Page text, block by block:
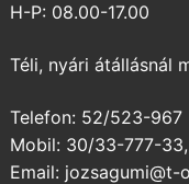
H-P: 08.00-17.00
Téli, nyári átállásnál
Telefon: 52/523-967
Mobil: 30/33-777-
Email: jozsagumi@t-